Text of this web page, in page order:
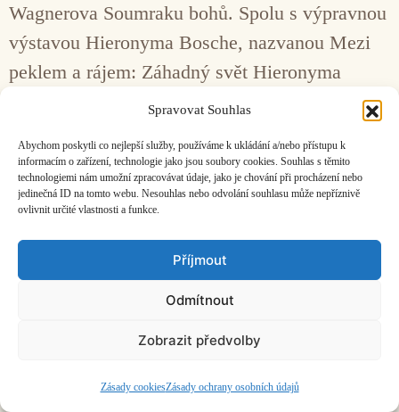
Spravovat Souhlas
Abychom poskytli co nejlepší služby, používáme k ukládání a/nebo přístupu k
informacím o zařízení, technologie jako jsou soubory cookies. Souhlas s těmito
technologiemi nám umožní zpracovávat údaje, jako je chování při procházení nebo
jedinečná ID na tomto webu. Nesouhlas nebo odvolání souhlasu může nepříznivě
ovlivnit určité vlastnosti a funkce.
Příjmout
Odmítnout
Zobrazit předvolby
Zásady cookiesZásady ochrany osobních údajů
Wagnerova Soumraku bohů. Spolu s výpravnou
výstavou Hieronyma Bosche, nazvanou Mezi
peklem a rájem: Záhadný svět Hieronyma
Bosche, v tamějším Muzeu krásných umění to
na té nejvyšší úrovni.
ČASOPIS O JINÉ HUDBĚ | vydáváHudební informační středisko
©2026 HISvoice – design a admin
Atelier Dokument